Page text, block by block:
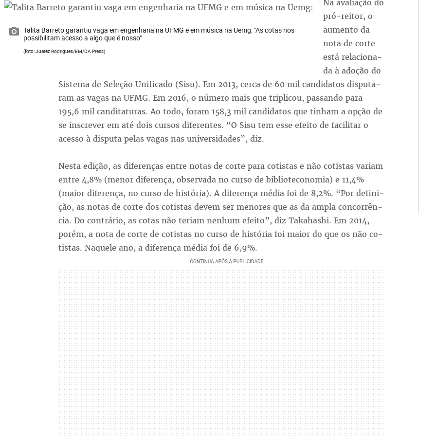
Talita Barreto garantiu vaga em engenharia na UFMG e em música na Uemg: "As cotas nos
possibilitam acesso a algo que é nosso"
(foto: Juarez Rodrigues/EM/DA Press)
Na ava­lia­ção do
pró-rei­tor, o
au­men­to da
no­ta de cor­te
es­tá re­la­cio­na­
da à ado­ção do
Sis­te­ma de Se­le­ção Uni­fi­ca­do (Si­su). Em 2013, cer­ca de 60 mil can­di­da­tos dis­pu­ta­
ram as va­gas na UFMG. Em 2016, o nú­me­ro mais que tri­pli­cou, pas­san­do pa­ra
195,6 mil can­di­ta­tu­ras. Ao to­do, fo­ram 158,3 mil can­di­da­tos que ti­nham a op­ção de
se ins­cre­ver em até dois cur­sos di­fe­ren­tes. “O Si­su tem es­se efei­to de fa­ci­li­tar o
aces­so à dis­pu­ta pe­las va­gas nas uni­ver­si­da­des”, diz.
Nes­ta edi­ção, as di­fe­ren­ças en­tre no­tas de cor­te pa­ra co­tis­tas e não co­tis­tas va­riam
en­tre 4,8% (me­nor di­fe­ren­ça, ob­ser­va­da no cur­so de bi­blio­te­co­no­mia) e 11,4%
(maior di­fe­ren­ça, no cur­so de his­tó­ria). A di­fe­ren­ça mé­dia foi de 8,2%. “Por de­fi­ni­
ção, as no­tas de cor­te dos co­tis­tas de­vem ser me­no­res que as da am­pla con­cor­rên­
cia. Do con­trá­rio, as co­tas não te­riam ne­nhum efei­to”, diz Takahashi. Em 2014,
po­rém, a no­ta de cor­te de co­tis­tas no cur­so de his­tó­ria foi maior do que os não co­
tis­tas. Na­que­le ano, a di­fe­ren­ça mé­dia foi de 6,9%.